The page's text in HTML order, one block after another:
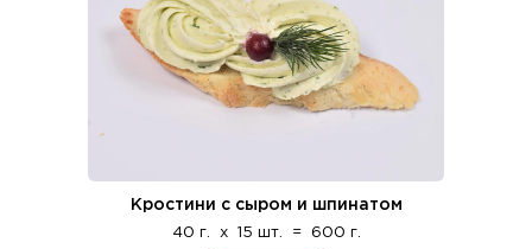
Кростини с сыром и шпинатом
40 г. x 15 шт. = 600 г.